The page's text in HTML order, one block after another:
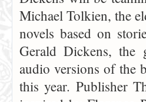
Michael Tolkien, the
novels based on
Gerald Dickens, the
audio versions of the
this year. Publisher